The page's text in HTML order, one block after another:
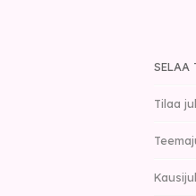
SELAA
Tilaa